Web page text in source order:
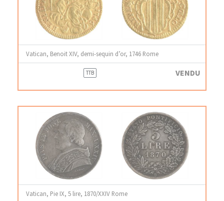
Vatican, Benoit XIV, demi-sequin d’or, 1746 Rome
TTB VENDU
Vatican, Pie IX, 5 lire, 1870/XXIV Rome